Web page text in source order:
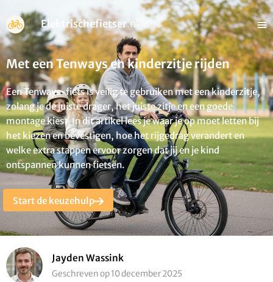
Elektrischefietser.nl
Met een Tenways en kinderzitje rijden
Een Tenways-fiets is veilig te gebruiken met een kinderzitje,
zolang je de juiste drager, het juiste zitje en een goede
montage kiest. In dit artikel lees je waar je op moet letten bij
het kiezen en bevestigen, hoe het rijgedrag verandert en
welke extra stappen ervoor zorgen dat jij en je kind
ontspannen kunnen fietsen.
Start de keuzehulp
Jayden Wassink
Geschreven op 10 december 2025